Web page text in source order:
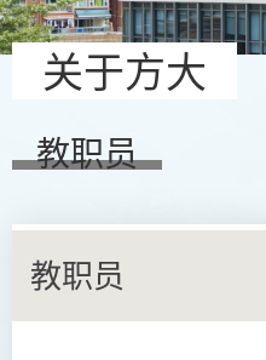
关于方大
教职员
教职员